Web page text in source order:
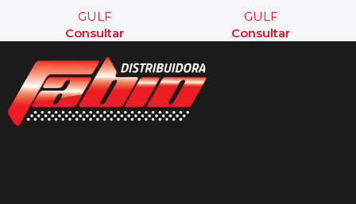
GULF
Consultar
GULF
Consultar